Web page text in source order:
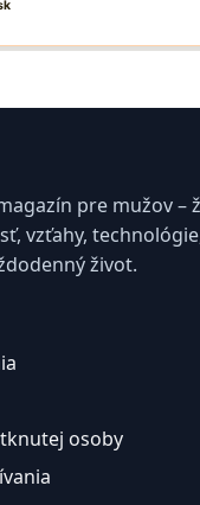
pre mužov –
vzťahy,
život.
osoby